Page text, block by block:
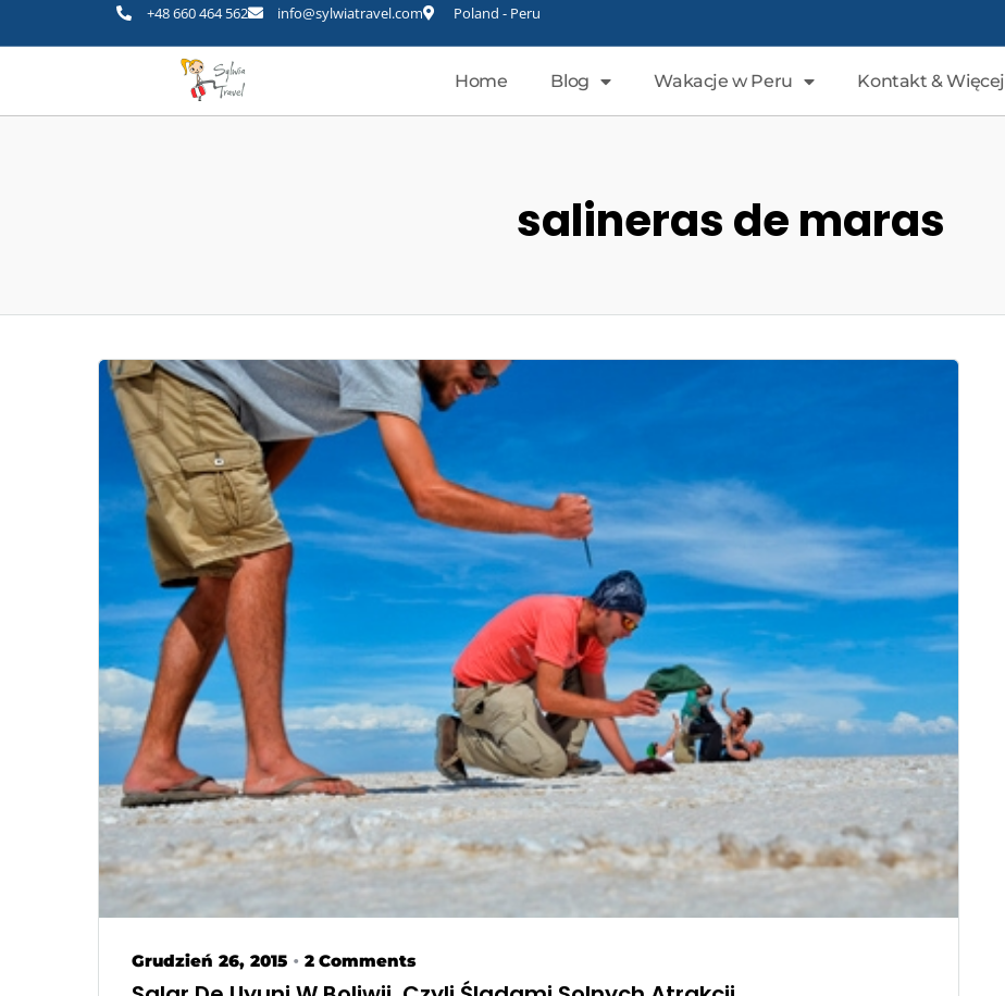
+48 660 464 562 info@sylwiatravel.com Poland - Peru
Home Blog Wakacje w Peru Kontakt & Więcej
salineras de maras
Grudzień 26, 2015 • 2 Comments